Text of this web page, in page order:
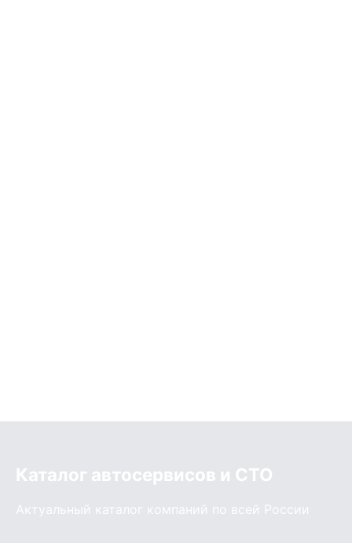
Каталог автосервисов и СТО
Актуальный каталог компаний по всей России